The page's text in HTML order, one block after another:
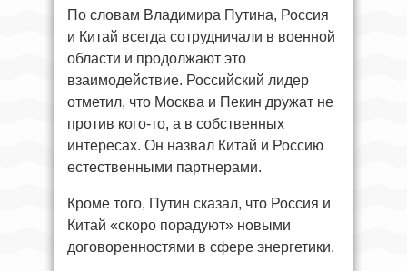
По словам Владимира Путина, Россия
и Китай всегда сотрудничали в военной
области и продолжают это
взаимодействие. Российский лидер
отметил, что Москва и Пекин дружат не
против кого-то, а в собственных
интересах. Он назвал Китай и Россию
естественными партнерами.
Кроме того, Путин сказал, что Россия и
Китай «скоро порадуют» новыми
договоренностями в сфере энергетики.